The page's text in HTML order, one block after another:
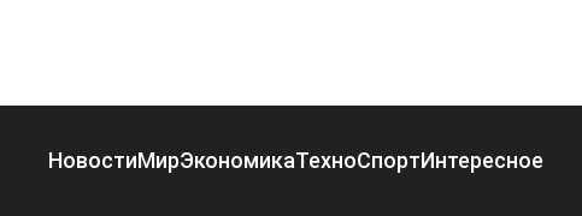
НовостиМирЭкономикаТехноСпортИнтересное